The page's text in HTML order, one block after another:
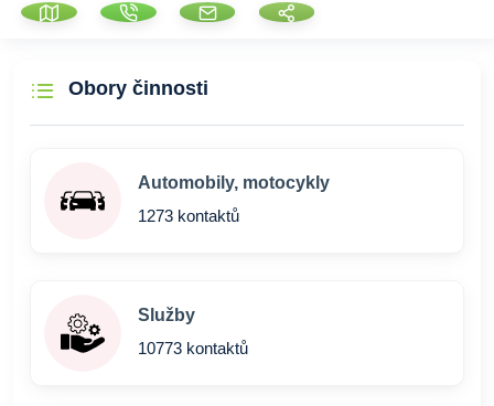
Obory činnosti
Automobily, motocykly
1273 kontaktů
Služby
10773 kontaktů